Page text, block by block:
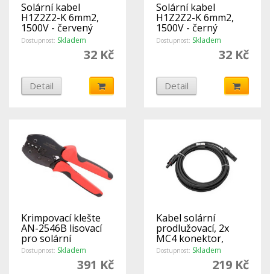
Solární kabel
H1Z2Z2-K 6mm2,
1500V - červený
Dostupnost: Skladem
32 Kč
Detail
Solární kabel
H1Z2Z2-K 6mm2,
1500V - černý
Dostupnost: Skladem
32 Kč
Detail
Krimpovací klešte
AN-2546B lisovací
pro solární
konektory MC3 a
MC4 - 2,5/4/6 mm2
Dostupnost: Skladem
391 Kč
Kabel solární
prodlužovací, 2x
MC4 konektor,
délka 5m, 4mm2
Dostupnost: Skladem
219 Kč